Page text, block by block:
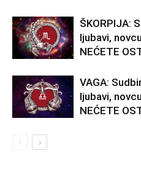
ŠKORPIJA:
ljubavi,
NEĆETE
VAGA:
ljubavi,
NEĆETE